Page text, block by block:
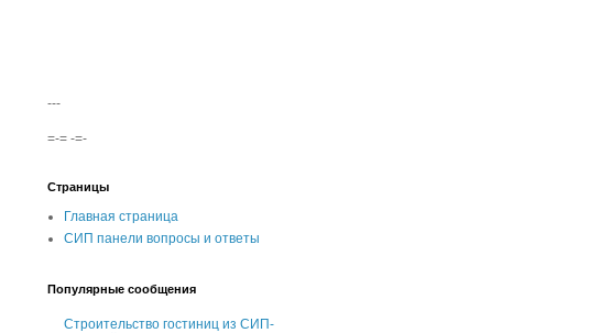
---
=-= -=-
Страницы
Главная страница
СИП панели вопросы и ответы
Популярные сообщения
Строительство гостиниц из СИП-